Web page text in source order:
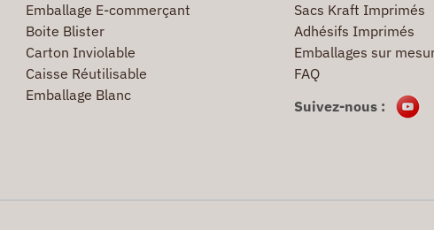
Emballage E-commerçant
Boite Blister
Carton Inviolable
Caisse Réutilisable
Emballage Blanc
Sacs Kraft Imprimés
Adhésifs Imprimés
Emballages sur
FAQ
Suivez-nous :